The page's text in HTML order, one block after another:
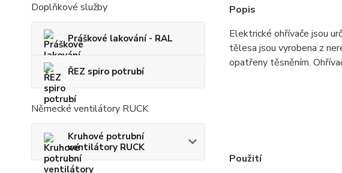
Doplňkové služby
Práškové lakování - RAL
ŘEZ spiro potrubí
Německé ventilátory RUCK
Kruhové potrubní
ventilátory RUCK
Popis
Elektrické ohřívače jsou
tělesa jsou vyrobena z
opatřeny těsněním.
Použití